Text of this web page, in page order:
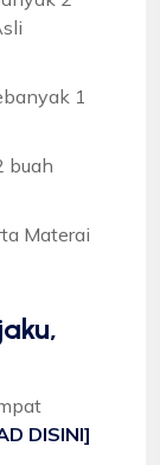
1
buah
Materai
DISINI]